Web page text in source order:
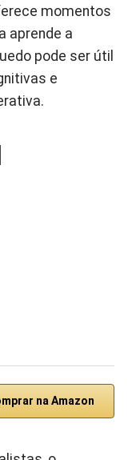
momentos
aprende a
pode ser útil
e
na Amazon